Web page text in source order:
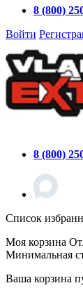
8 (800)
Войти
8 (800)
Список
Моя корзина
Минимальная
Ваша корзина